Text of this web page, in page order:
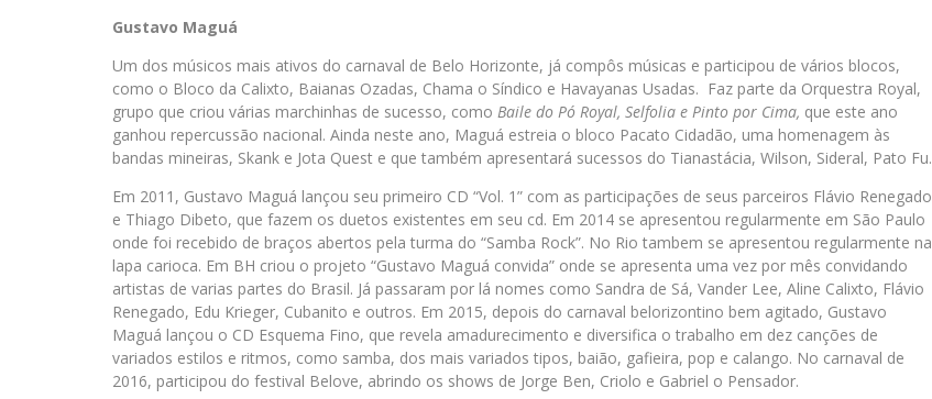
Gustavo Maguá
Um dos músicos mais ativos do carnaval de Belo Horizonte, já compôs músicas e participou de vários blocos,
como o Bloco da Calixto, Baianas Ozadas, Chama o Síndico e Havayanas Usadas. Faz parte da Orquestra Royal,
grupo que criou várias marchinhas de sucesso, como Baile do Pó Royal, Selfolia e Pinto por Cima, que este ano
ganhou repercussão nacional. Ainda neste ano, Maguá estreia o bloco Pacato Cidadão, uma homenagem às
bandas mineiras, Skank e Jota Quest e que também apresentará sucessos do Tianastácia, Wilson, Sideral, Pato Fu.
Em 2011, Gustavo Maguá lançou seu primeiro CD “Vol. 1” com as participações de seus parceiros Flávio Renegado
e Thiago Dibeto, que fazem os duetos existentes em seu cd. Em 2014 se apresentou regularmente em São Paulo
onde foi recebido de braços abertos pela turma do “Samba Rock”. No Rio tambem se apresentou regularmente na
lapa carioca. Em BH criou o projeto “Gustavo Maguá convida” onde se apresenta uma vez por mês convidando
artistas de varias partes do Brasil. Já passaram por lá nomes como Sandra de Sá, Vander Lee, Aline Calixto, Flávio
Renegado, Edu Krieger, Cubanito e outros. Em 2015, depois do carnaval belorizontino bem agitado, Gustavo
Maguá lançou o CD Esquema Fino, que revela amadurecimento e diversifica o trabalho em dez canções de
variados estilos e ritmos, como samba, dos mais variados tipos, baião, gafieira, pop e calango. No carnaval de
2016, participou do festival Belove, abrindo os shows de Jorge Ben, Criolo e Gabriel o Pensador.